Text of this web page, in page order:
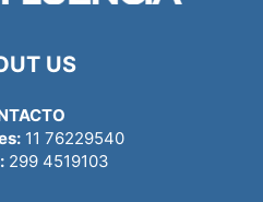
US
11 76229540
299 4519103